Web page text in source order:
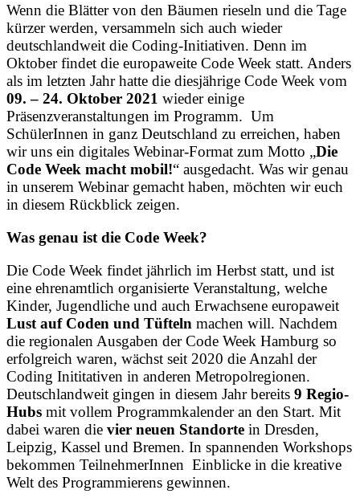
Wenn die Blätter von den Bäumen rieseln und die Tage
kürzer werden, versammeln sich auch wieder
deutschlandweit die Coding-Initiativen. Denn im
Oktober findet die europaweite Code Week statt. Anders
als im letzten Jahr hatte die diesjährige Code Week vom
09. – 24. Oktober 2021 wieder einige
Präsenzveranstaltungen im Programm. Um
SchülerInnen in ganz Deutschland zu erreichen, haben
wir uns ein digitales Webinar-Format zum Motto „Die
Code Week macht mobil!“ ausgedacht. Was wir genau
in unserem Webinar gemacht haben, möchten wir euch
in diesem Rückblick zeigen.
Was genau ist die Code Week?
Die Code Week findet jährlich im Herbst statt, und ist
eine ehrenamtlich organisierte Veranstaltung, welche
Kinder, Jugendliche und auch Erwachsene europaweit
Lust auf Coden und Tüfteln machen will. Nachdem
die regionalen Ausgaben der Code Week Hamburg so
erfolgreich waren, wächst seit 2020 die Anzahl der
Coding Inititativen in anderen Metropolregionen.
Deutschlandweit gingen in diesem Jahr bereits 9 Regio-
Hubs mit vollem Programmkalender an den Start. Mit
dabei waren die vier neuen Standorte in Dresden,
Leipzig, Kassel und Bremen. In spannenden Workshops
bekommen TeilnehmerInnen Einblicke in die kreative
Welt des Programmierens gewinnen.